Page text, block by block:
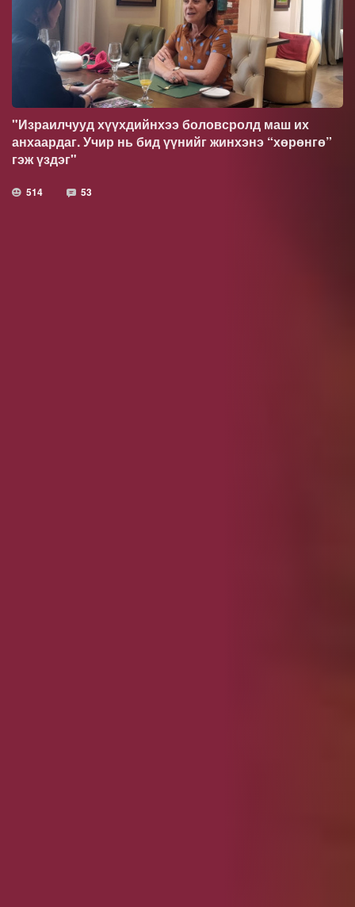
"Израилчууд хүүхдийнхээ боловсролд маш их
анхаардаг. Учир нь бид үүнийг жинхэнэ “хөрөнгө”
гэж үздэг"
514 53